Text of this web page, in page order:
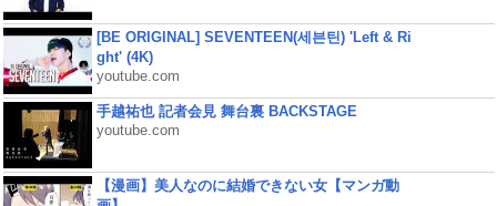
[BE ORIGINAL] SEVENTEEN(세븐틴) 'Left & Ri
ght' (4K)
youtube.com
手越祐也 記者会見 舞台裏 BACKSTAGE
youtube.com
【漫画】美人なのに結婚できない女【マンガ動